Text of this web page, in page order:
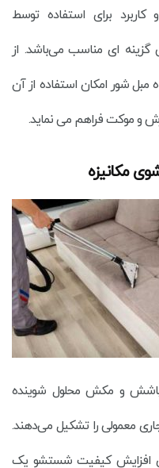
برای استفاده توسط
ای مناسب می‌باشد. از
شور امکان استفاده از آن
و موکت فراهم می نماید.
مکانیزه
و مکش محلول شوینده
معمولی را تشکیل می‌دهند.
افزایش کیفیت شستشو یک